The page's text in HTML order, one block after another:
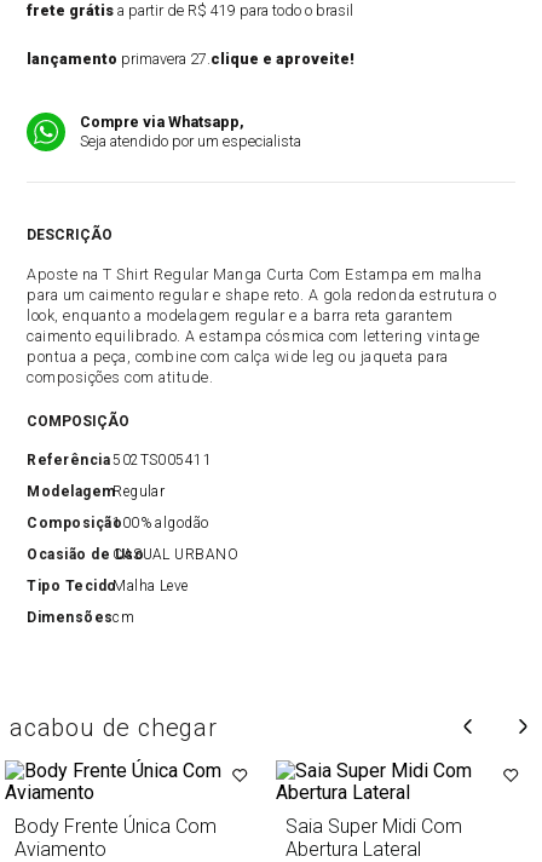
frete grátis a partir de R$ 419 para todo o brasil
lançamento primavera 27.clique e aproveite!
Compre via Whatsapp,
Seja atendido por um especialista
DESCRIÇÃO
Aposte na T Shirt Regular Manga Curta Com Estampa em malha
para um caimento regular e shape reto. A gola redonda estrutura o
look, enquanto a modelagem regular e a barra reta garantem
caimento equilibrado. A estampa cósmica com lettering vintage
pontua a peça, combine com calça wide leg ou jaqueta para
composições com atitude.
COMPOSIÇÃO
Referência502TS005411
ModelagemRegular
Composição100% algodão
Ocasião de UsoCASUAL URBANO
Tipo TecidoMalha Leve
Dimensõescm
acabou de chegar
Body Frente Única Com
Aviamento
Saia Super Midi Com
Abertura Lateral